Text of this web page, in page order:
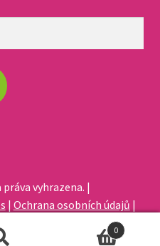
vyhrazena. |
| Ochrana osobních údajů |
0